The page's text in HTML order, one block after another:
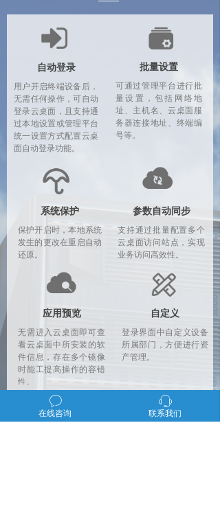
自动登录
用户开启终端设备后，
无需任何操作，可自动
登录云桌面，且支持通
过本地设置或管理平台
统一设置方式配置云桌
面自动登录功能。
批量设置
可通过管理平台进行批
量设置，包括网络地
址、主机名、云桌面服
务器连接地址、终端编
号等。
系统保护
保护开启时，本地系统
发生的更改在重启自动
还原。
参数自动同步
支持通过批量配置多个
云桌面访问站点，实现
业务访问高效性。
应用预览
无需进入云桌面即可查
看云桌面中所安装的软
件信息，存在多个镜像
时能工提高操作的容错
性。
自定义
登录界面中自定义设备
所属部门，方便进行资
产管理。
产品特性
ꂖ
在线咨询
ꁱ
联系我们